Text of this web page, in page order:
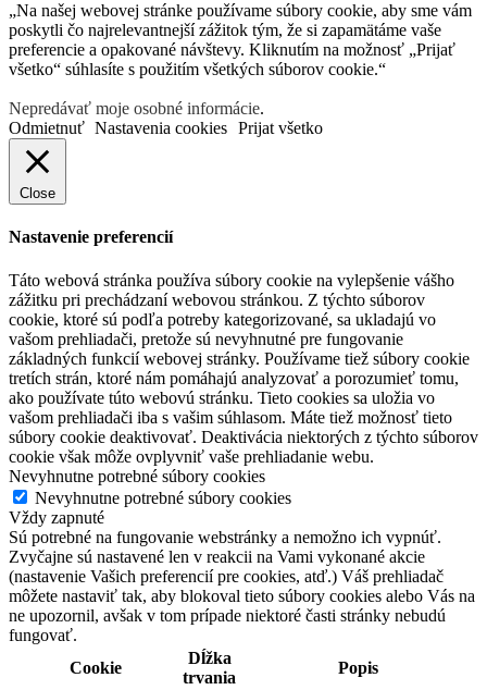
„Na našej webovej stránke používame súbory cookie, aby sme vám
poskytli čo najrelevantnejší zážitok tým, že si zapamätáme vaše
preferencie a opakované návštevy. Kliknutím na možnosť „Prijať
všetko“ súhlasíte s použitím všetkých súborov cookie.“
Nepredávať moje osobné informácie.
Odmietnuť Nastavenia cookies Prijat všetko
Close
Nastavenie preferencií
Táto webová stránka používa súbory cookie na vylepšenie vášho
zážitku pri prechádzaní webovou stránkou. Z týchto súborov
cookie, ktoré sú podľa potreby kategorizované, sa ukladajú vo
vašom prehliadači, pretože sú nevyhnutné pre fungovanie
základných funkcií webovej stránky. Používame tiež súbory cookie
tretích strán, ktoré nám pomáhajú analyzovať a porozumieť tomu,
ako používate túto webovú stránku. Tieto cookies sa uložia vo
vašom prehliadači iba s vašim súhlasom. Máte tiež možnosť tieto
súbory cookie deaktivovať. Deaktivácia niektorých z týchto súborov
cookie však môže ovplyvniť vaše prehliadanie webu.
Nevyhnutne potrebné súbory cookies
Nevyhnutne potrebné súbory cookies
Vždy zapnuté
Sú potrebné na fungovanie webstránky a nemožno ich vypnúť.
Zvyčajne sú nastavené len v reakcii na Vami vykonané akcie
(nastavenie Vašich preferencií pre cookies, atď.) Váš prehliadač
môžete nastaviť tak, aby blokoval tieto súbory cookies alebo Vás na
ne upozornil, avšak v tom prípade niektoré časti stránky nebudú
fungovať.
Cookie
Dĺžka
trvania
Popis